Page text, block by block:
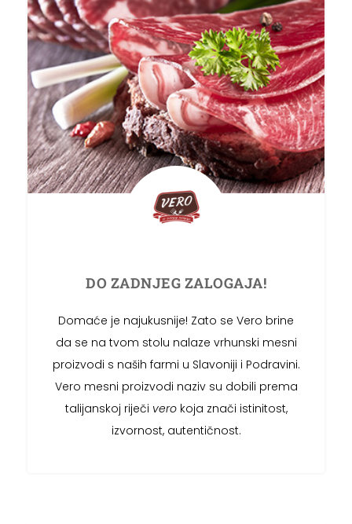
DO ZADNJEG ZALOGAJA!
Domaće je najukusnije! Zato se Vero brine
da se na tvom stolu nalaze vrhunski mesni
proizvodi s naših farmi u Slavoniji i Podravini.
Vero mesni proizvodi naziv su dobili prema
talijanskoj riječi vero koja znači istinitost,
izvornost, autentičnost.